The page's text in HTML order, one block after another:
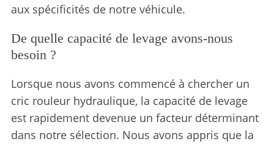
aux spécificités de notre véhicule.
De quelle capacité de levage avons-nous
besoin ?
Lorsque nous avons commencé à chercher un
cric rouleur hydraulique, la capacité de levage
est rapidement devenue un facteur déterminant
dans notre sélection. Nous avons appris que la